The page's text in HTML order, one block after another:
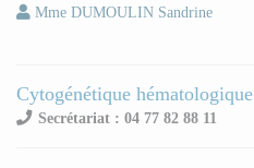
Mme DUMOULIN Sandrine
Cytogénétique hématologique
Secrétariat : 04 77 82 88 11